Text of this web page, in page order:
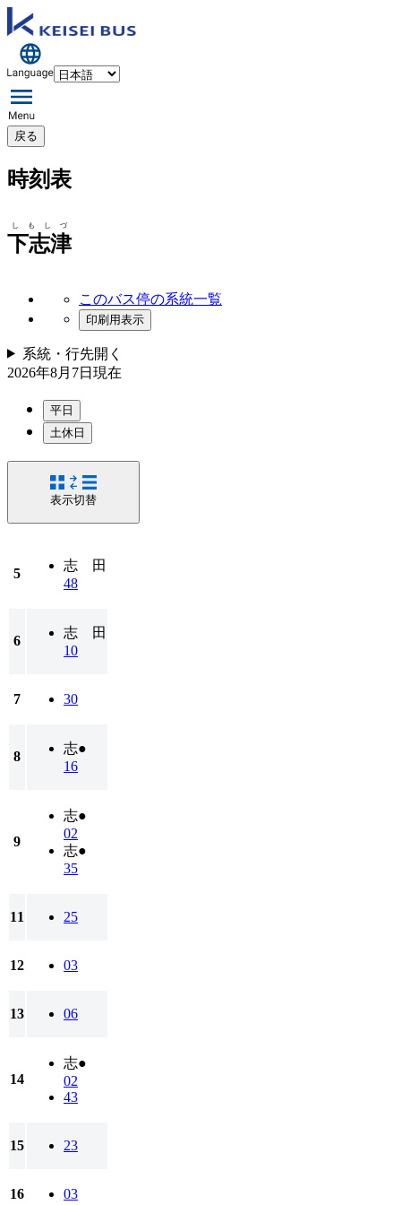
戻る
時刻表
下志津
しもしづ
このバス停の系統一覧
印刷用表示
系統・行先開く
2026年8月7日 現在
平日
土休日
表示切替
5
志 田
48
6
志 田
10
7 30
8
志●
16
9
志●
02
志●
35
11 25
12 03
13 06
14
志●
02
43
15 23
16 03